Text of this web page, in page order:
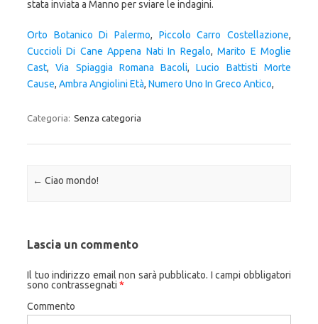
Orto Botanico Di Palermo, Piccolo Carro Costellazione,
Cuccioli Di Cane Appena Nati In Regalo,Marito E Moglie
Cast,Via Spiaggia Romana Bacoli,Lucio Battisti Morte
Cause, Ambra Angiolini Età, Numero Uno In Greco Antico,
Categoria: Senza categoria
Navigazione articolo
← Ciao mondo!
Lascia un commento
Il tuo indirizzo email non sarà pubblicato. I campi obbligatori
sono contrassegnati *
Commento